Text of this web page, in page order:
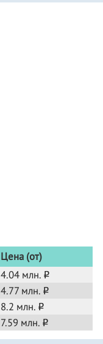
Цена (от)
4.04 млн. o
4.77 млн. o
8.2 млн. o
7.59 млн. o